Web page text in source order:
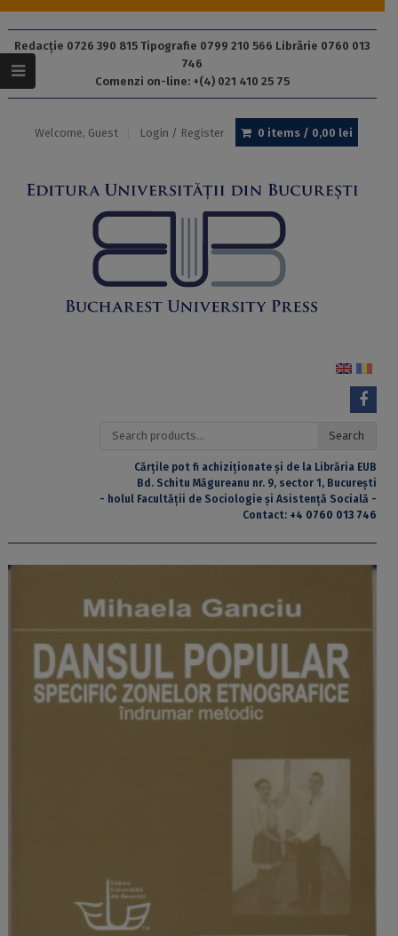
Redacție 0726 390 815 Tipografie 0799 210 566 Librărie 0760 013
746
Comenzi on-line: +(4) 021 410 25 75
Welcome, Guest Login / Register 0 items / 0,00 lei
Search
Search
Cărțile pot fi achiziționate și de la Librăria EUB
Bd. Schitu Măgureanu nr. 9, sector 1, București
- holul Facultății de Sociologie și Asistență Socială -
Contact: +4 0760 013 746